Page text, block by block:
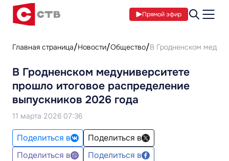
Прямой эфир
Главная страница Новости Общество В Гродненском
В Гродненском медуниверситете
прошло итоговое распределение
выпускников 2026 года
11 марта 2026 07:36
Поделиться в
Поделиться в
Поделиться в
Поделиться в